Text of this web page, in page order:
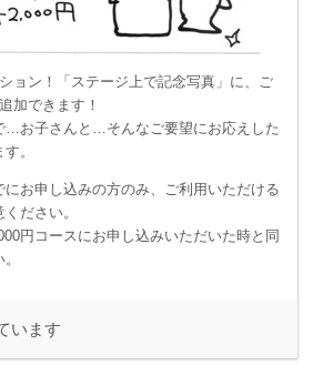
ョン！「ステージ上で記念写真」に、ご
加できます！
…お子さんと…そんなご要望にお応えした
。
お申し込みの方のみ、ご利用いただける
ださい。
円コースにお申し込みいただいた時と同
います